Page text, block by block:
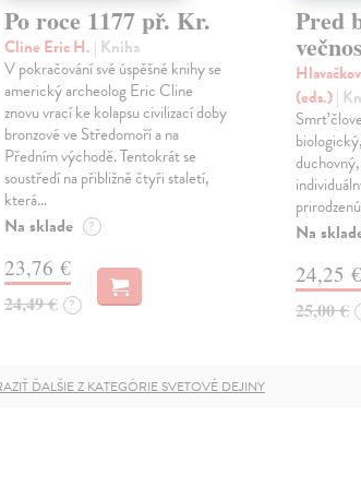
Po roce 1177 př. Kr.
Cline Eric H. | Kniha
V pokračování své úspěšné knihy se
americký archeolog Eric Cline
znovu vrací ke kolapsu civilizací doby
bronzové ve Středomoří a na
Předním východě. Tentokrát se
soustředí na přibližně čtyři staletí,
která…
Na sklade ?
23,76 €
24,49 € ?
Pred
(eds.)|
Smrť
Na
24,25 €
25,00 €
ĎALŠIE Z KATEGÓRIE SVETOVÉ DEJINY